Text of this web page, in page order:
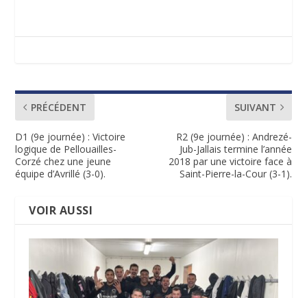
PRÉCÉDENT
D1 (9e journée) : Victoire
logique de Pellouailles-
Corzé chez une jeune
équipe d’Avrillé (3-0).
SUIVANT
R2 (9e journée) : Andrezé-
Jub-Jallais termine l’année
2018 par une victoire face à
Saint-Pierre-la-Cour (3-1).
VOIR AUSSI